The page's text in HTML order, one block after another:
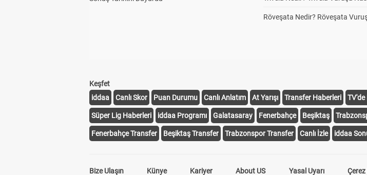
Röveşata Nedir? Röveşata
Keşfet
iddaa
Canlı Skor Puan Durumu Canlı Anlatım At Yarışı Transfer Haberleri
Süper Lig Haberleri iddaa Programı Galatasaray Fenerbahçe Beşiktaş
Fenerbahçe Transfer Beşiktaş Transfer Trabzonspor Transfer Canlı İzle iddaa
Bize Ulaşın Künye Kariyer About US Yasal Uyarı Çerez